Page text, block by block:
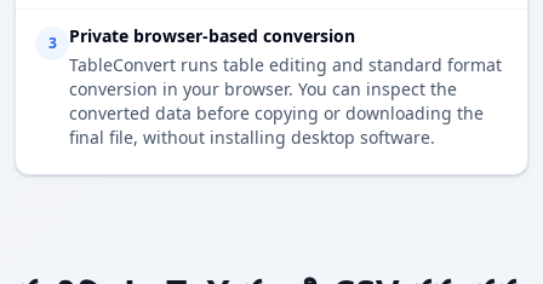
3
Private browser-based conversion
TableConvert runs table editing and standard format
conversion in your browser. You can inspect the
converted data before copying or downloading the
final file, without installing desktop software.